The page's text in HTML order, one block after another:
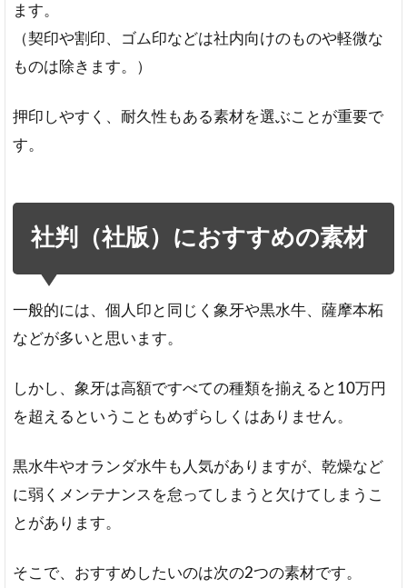
ます。
（契印や割印、ゴム印などは社内向けのものや軽微な
ものは除きます。）
押印しやすく、耐久性もある素材を選ぶことが重要で
す。
社判（社版）におすすめの素材
一般的には、個人印と同じく象牙や黒水牛、薩摩本柘
などが多いと思います。
しかし、象牙は高額ですべての種類を揃えると10万円
を超えるということもめずらしくはありません。
黒水牛やオランダ水牛も人気がありますが、乾燥など
に弱くメンテナンスを怠ってしまうと欠けてしまうこ
とがあります。
そこで、おすすめしたいのは次の2つの素材です。